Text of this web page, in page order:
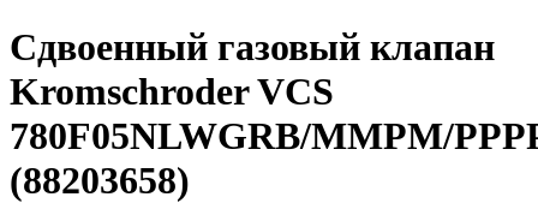
Сдвоенный газовый клапан
Kromschroder VCS
780F05NLWGRB/MMPM/
(88203658)